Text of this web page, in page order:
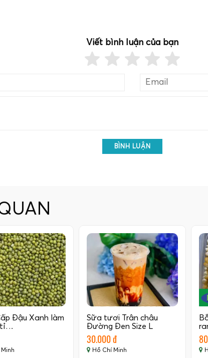
Viết bình luận của bạn
BÌNH LUẬN
Đậu Xanh làm
tỉ…
Sữa tươi Trân châu
Đường Đen Size L
30.000 đ
Hồ Chí Minh